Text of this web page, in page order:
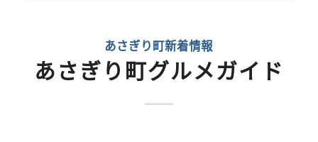
あさぎり町新着情報
あさぎり町グルメガイド